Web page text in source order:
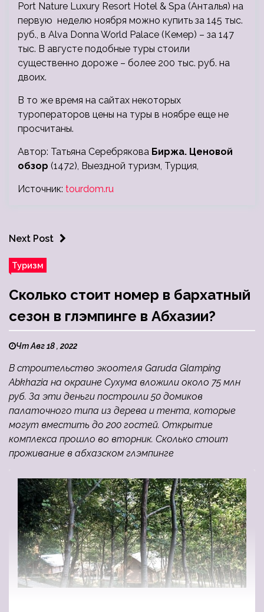
Port Nature Luxury Resort Hotel & Spa (Анталья) на
первую неделю ноября можно купить за 145 тыс.
руб., в Alva Donna World Palace (Кемер) – за 147
тыс. В августе подобные туры стоили
существенно дороже – более 200 тыс. руб. на
двоих.
В то же время на сайтах некоторых
туроператоров цены на туры в ноябре еще не
просчитаны.
Автор: Татьяна Серебрякова Биржа. Ценовой
обзор (1472), Выездной туризм, Турция,
Источник: tourdom.ru
Next Post
Туризм
Сколько стоит номер в бархатный
сезон в глэмпинге в Абхазии?
Чт Авг 18 , 2022
В строительство экоотеля Garuda Glamping
Abkhazia на окраине Сухума вложили около 75 млн
руб. За эти деньги построили 50 домиков
палаточного типа из дерева и тента, которые
могут вместить до 200 гостей. Открытие
комплекса прошло во вторник. Сколько стоит
проживание в абхазском глэмпинге